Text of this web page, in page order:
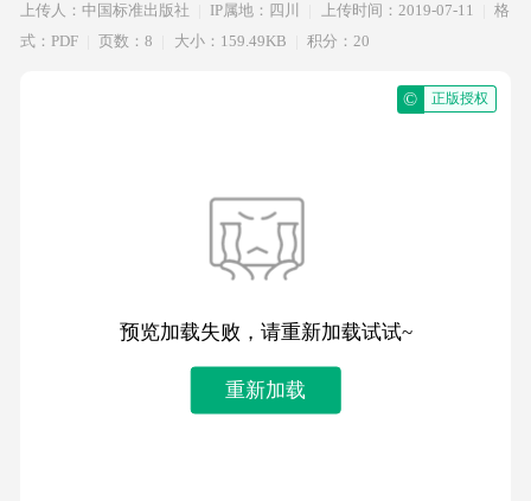
上传人：中国标准出版社 IP属地：四川 上传时间：2019-07-11
格
式：PDF
页数：8 大小：159.49KB 积分：20
© 正版授权
预览加载失败，请重新加载试试~
重新加载